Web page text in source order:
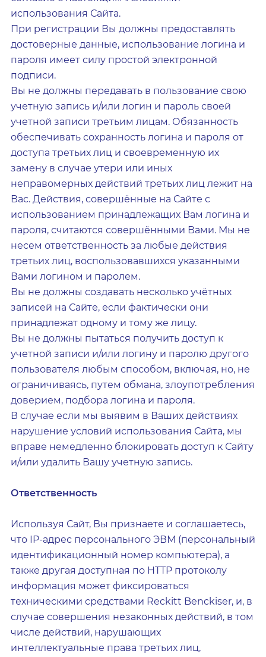
использования Сайта.
При регистрации Вы должны предоставлять
достоверные данные, использование логина и
пароля имеет силу простой электронной
подписи.
Вы не должны передавать в пользование свою
учетную запись и/или логин и пароль своей
учетной записи третьим лицам. Обязанность
обеспечивать сохранность логина и пароля от
доступа третьих лиц и своевременную их
замену в случае утери или иных
неправомерных действий третьих лиц лежит на
Вас. Действия, совершённые на Сайте с
использованием принадлежащих Вам логина и
пароля, считаются совершёнными Вами. Мы не
несем ответственность за любые действия
третьих лиц, воспользовавшихся указанными
Вами логином и паролем.
Вы не должны создавать несколько учётных
записей на Сайте, если фактически они
принадлежат одному и тому же лицу.
Вы не должны пытаться получить доступ к
учетной записи и/или логину и паролю другого
пользователя любым способом, включая, но, не
ограничиваясь, путем обмана, злоупотребления
доверием, подбора логина и пароля.
В случае если мы выявим в Ваших действиях
нарушение условий использования Сайта, мы
вправе немедленно блокировать доступ к Сайту
и/или удалить Вашу учетную запись.
Ответственность
Используя Сайт, Вы признаете и соглашаетесь,
что IP-адрес персонального ЭВМ (персональный
идентификационный номер компьютера), а
также другая доступная по HTTP протоколу
информация может фиксироваться
техническими средствами Reckitt Benckiser, и, в
случае совершения незаконных действий, в том
числе действий, нарушающих
интеллектуальные права третьих лиц,